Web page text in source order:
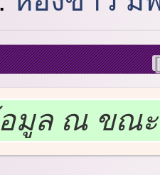
มูล ณ ขณ